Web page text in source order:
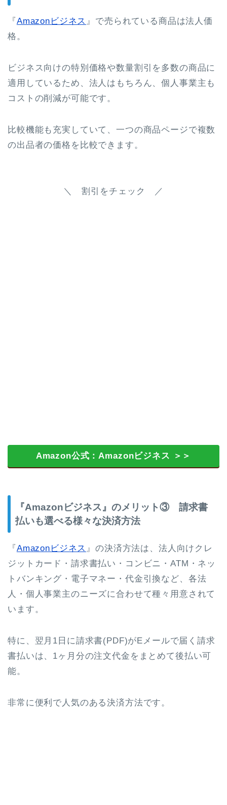
『 Amazonビジネス 』で売られている商品は法人価
格。
ビジネス向けの特別価格や数量割引を多数の商品に
適用しているため、法人はもちろん、個人事業主も
コストの削減が可能です。
比較機能も充実していて、一つの商品ページで複数
の出品者の価格を比較できます。
＼ 割引をチェック ／
Amazon公式：Amazonビジネス ＞＞
『Amazonビジネス』のメリット③ 請求書
払いも選べる様々な決済方法
『Amazonビジネス 』の決済方法は、法人向けクレ
ジットカード・請求書払い・コンビニ・ATM・ネッ
トバンキング・電子マネー・代金引換など、各法
人・個人事業主のニーズに合わせて種々用意されて
います。
特に、翌月1日に請求書(PDF)がEメールで届く請求
書払いは、1ヶ月分の注文代金をまとめて後払い可
能。
非常に便利で人気のある決済方法です。